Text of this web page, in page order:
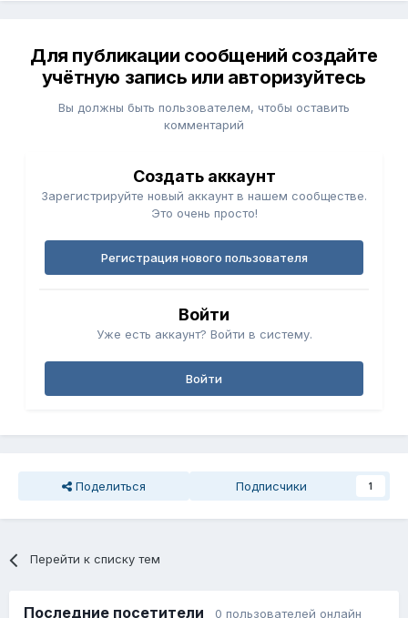
Для публикации сообщений создайте
учётную запись или авторизуйтесь
Вы должны быть пользователем, чтобы оставить
комментарий
Создать аккаунт
Зарегистрируйте новый аккаунт в нашем сообществе.
Это очень просто!
Регистрация нового пользователя
Войти
Уже есть аккаунт? Войти в систему.
Войти
Поделиться Подписчики 1
Перейти к списку тем
Последние посетители 0 пользователей онлайн